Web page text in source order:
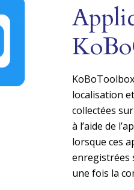
localisation
collectées
à l’aide de
lorsque ces
enregistrées
une fois la